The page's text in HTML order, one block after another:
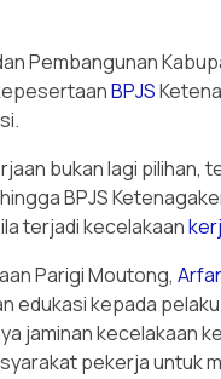
Pembangunan
BPJS
bukan lagi pilihan,
BPJS
terjadi kecelakaan
Parigi Moutong,
edukasi kepada
jaminan kecelakaan
pekerja untuk